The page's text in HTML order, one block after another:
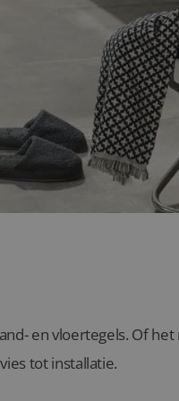
Keramiek in
en vloertegels. Of
tot installatie.